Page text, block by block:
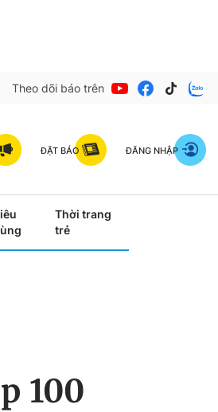
Theo dõi báo trên
ĐẶT BÁO ĐĂNG NHẬP
Thời trang
trẻ
100